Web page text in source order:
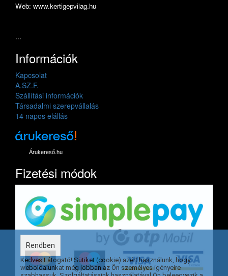
Web: www.kertigepvilag.hu
...
Információk
Kapcsolat
A.SZ.F.
Szállítási információk
Társadalmi szerepvállalás
14 napos elállás
Árukereső.hu
Fizetési módok
Rendben
Kedves Látogató! Sütiket (cookie) azért használunk, hogy
weboldalunkat még jobban az Ön személyes igényeire